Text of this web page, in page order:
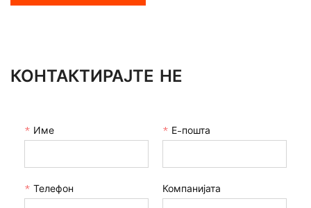
КОНТАКТИРАЈТЕ НЕ
* Име * Е-пошта
* Телефон Компанијата